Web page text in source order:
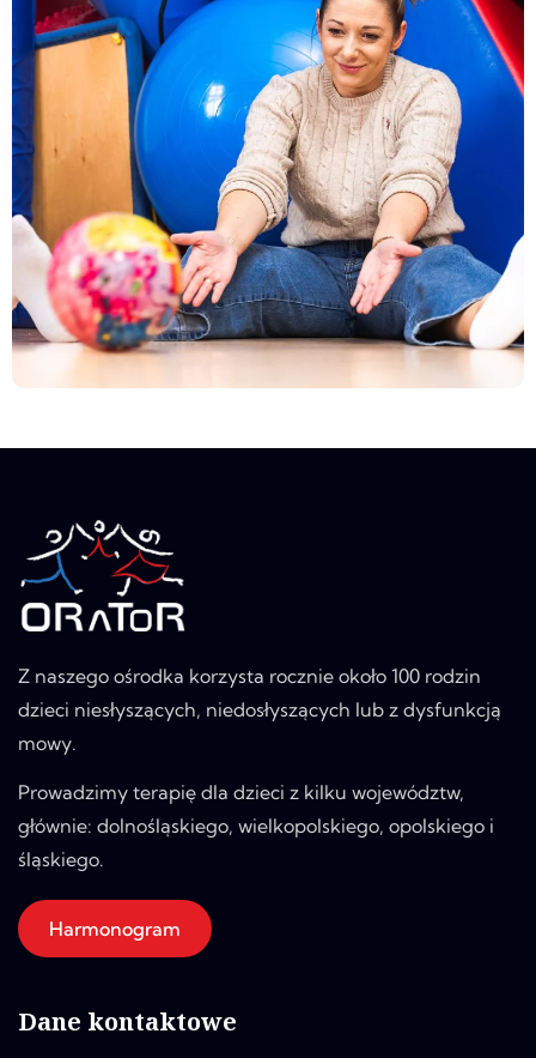
Z naszego ośrodka korzysta rocznie około 100 rodzin
dzieci niesłyszących, niedosłyszących lub z dysfunkcją
mowy.
Prowadzimy terapię dla dzieci z kilku województw,
głównie: dolnośląskiego, wielkopolskiego, opolskiego i
śląskiego.
Harmonogram
Dane kontaktowe